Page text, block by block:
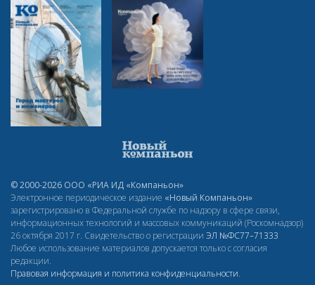
© 2000-2026 ООО «РИА ИД «Компаньон»
Электронное периодическое издание «Новый Компаньон»
зарегистрировано в Федеральной службе по надзору в сфере связи,
информационных технологий и массовых коммуникаций (Роскомнадзор)
26 октября 2017 г. Свидетельство о регистрации ЭЛ №ФС77–71333
Любое использование материалов допускается только с согласия
редакции.
Правовая информация и политика конфиденциальности.